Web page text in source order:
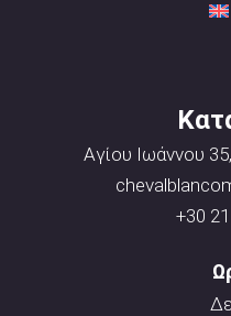
Αγίου Ιωάννου
+30